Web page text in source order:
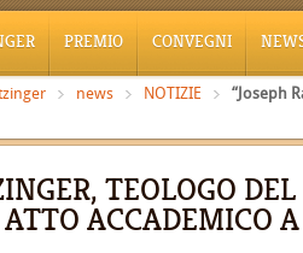
PREMIO CONVEGNI
news NOTIZIE
“Joseph
TEOLOGO
ACCADEMICO